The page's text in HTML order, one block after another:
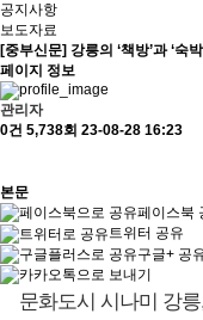
공지사항
보도자료
[중부신문] 강릉의 ‘책방’과 ‘숙
페이지 정보
관리자
0건 5,738회 23-08-28 16:23
본문
페이스북
트위터 공유
구글+ 공
문화도시 시나미 강